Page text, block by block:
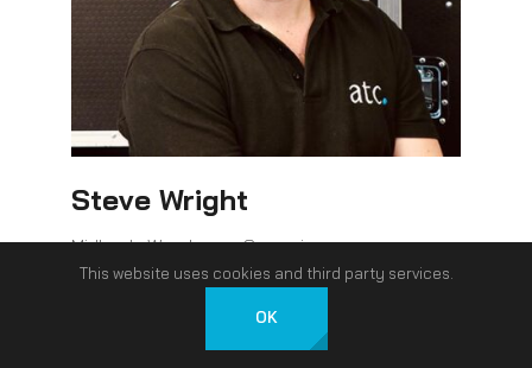
Steve Wright
Midlands Warehouse Supervisor
This website uses cookies and third party services.
OK